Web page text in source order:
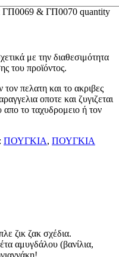
ΓΠ0069 & ΓΠ0070 quantity
με την διαθεσιμότητα
του προϊόντος.
πελατη και το ακριβες
οποτε και ζυγιζεται
απο το ταχυδρομειο ή τον
ΠΟΥΓΚΙΑ, ΠΟΥΓΚΙΑ
ζικ ζακ σχέδια.
αμυγδάλου (βανίλια,